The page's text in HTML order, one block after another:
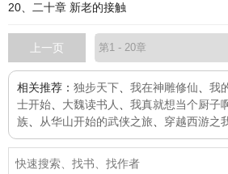
20、二十章 新老的接触
上一页
相关推荐： 独步天下 我在神雕修仙 我
士开始
大魏读书人 我真就想当个厨子
族
从华山开始的武侠之旅 穿越西游之